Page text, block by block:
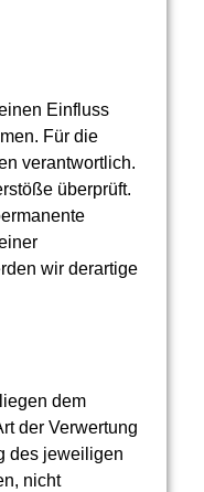
Einfluss
Für die
verantwortlich.
überprüft.
wir derartige
dem
der Verwertung
des jeweiligen
nicht